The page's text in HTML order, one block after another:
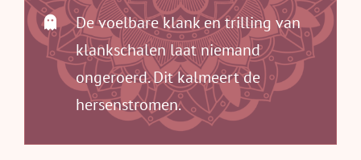
De voelbare klank en trilling van
klankschalen laat niemand
ongeroerd. Dit kalmeert de
hersenstromen.